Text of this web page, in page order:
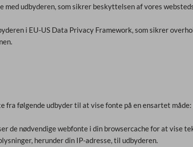
med udbyderen, som sikrer beskyttelsen af vores
i EU-US Data Privacy Framework, som sikrer
følgende udbyder til at vise fonte på en ensartet
de nødvendige webfonte i din browsercache for at
herunder din IP-adresse, til udbyderen.